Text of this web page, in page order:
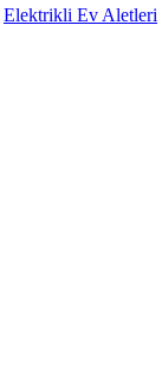
Elektrikli Ev Aletleri